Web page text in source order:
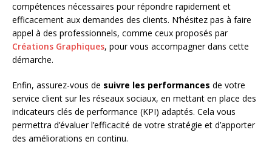
compétences nécessaires pour répondre rapidement et
efficacement aux demandes des clients. N’hésitez pas à faire
appel à des professionnels, comme ceux proposés par
Créations Graphiques, pour vous accompagner dans cette
démarche.
Enfin, assurez-vous de suivre les performances de votre
service client sur les réseaux sociaux, en mettant en place des
indicateurs clés de performance (KPI) adaptés. Cela vous
permettra d’évaluer l’efficacité de votre stratégie et d’apporter
des améliorations en continu.